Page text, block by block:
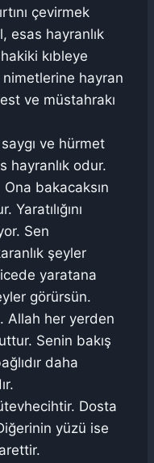
çevirmek
esas hayranlık
kıbleye
nimetlerine hayran
ve müstahrakı
ve hürmet
hayranlık odur.
Ona bakacaksın
Sen
şeyler
yaratana
görürsün.
Allah her yerden
Senin bakış
daha
Dosta
yüzü ise